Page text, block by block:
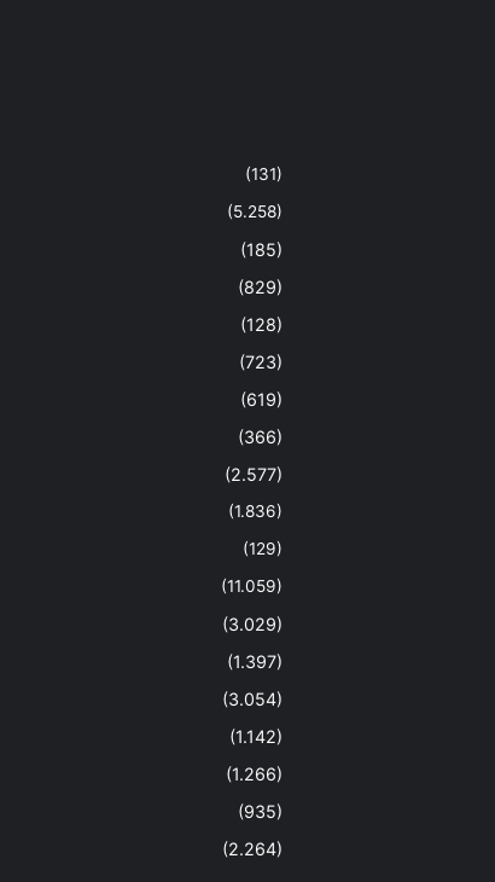
(131)
(5.258)
(185)
(829)
(128)
(723)
(619)
(366)
(2.577)
(1.836)
(129)
(11.059)
(3.029)
(1.397)
(3.054)
(1.142)
(1.266)
(935)
(2.264)